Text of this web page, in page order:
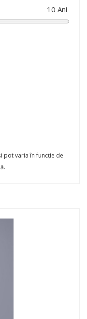
10 Ani
pot varia în funcție de